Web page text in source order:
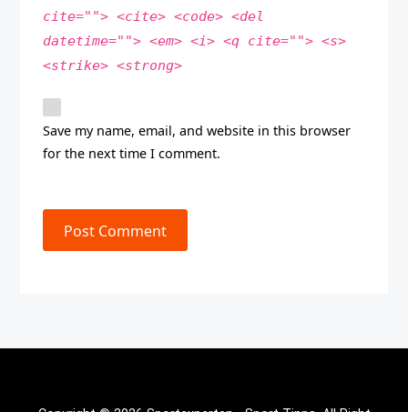
cite=""> <cite> <code> <del
datetime=""> <em> <i> <q cite=""> <s>
<strike> <strong>
Save my name, email, and website in this browser
for the next time I comment.
Post Comment